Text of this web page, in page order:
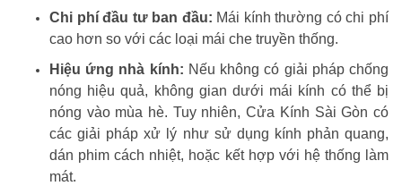
Chi phí đầu tư ban đầu: Mái kính thường có chi phí
cao hơn so với các loại mái che truyền thống.
Hiệu ứng nhà kính: Nếu không có giải pháp chống
nóng hiệu quả, không gian dưới mái kính có thể bị
nóng vào mùa hè. Tuy nhiên, Cửa Kính Sài Gòn có
các giải pháp xử lý như sử dụng kính phản quang,
dán phim cách nhiệt, hoặc kết hợp với hệ thống làm
mát.